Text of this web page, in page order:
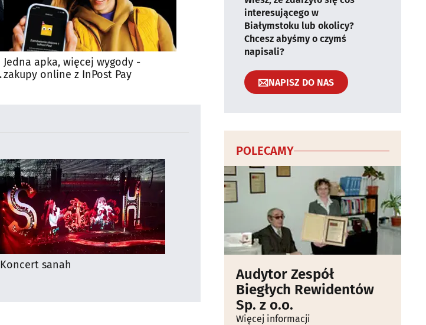
Jedna apka, więcej wygody -
zakupy online z InPost Pay
Koncert sanah
interesującego w
Białymstoku lub okolicy?
Chcesz abyśmy o czymś
napisali?
NAPISZ DO NAS
POLECAMY
Audytor Zespół
Biegłych Rewidentów
Sp. z o.o.
Więcej informacji